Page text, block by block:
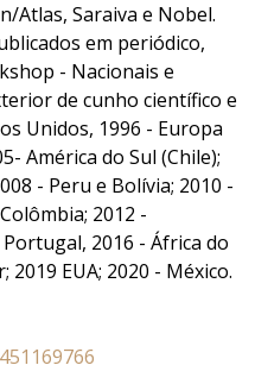
Atlas, Saraiva e Nobel.
em periódico,
- Nacionais e
de cunho científico e
Unidos, 1996 - Europa
América do Sul (Chile);
- Peru e Bolívia; 2010 -
2012 -
2016 - África do
2019 EUA; 2020 - México.